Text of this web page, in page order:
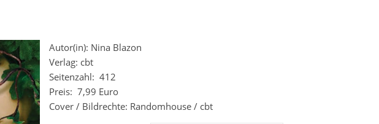
Autor(in): Nina Blazon
Verlag: cbt
Seitenzahl: 412
Preis: 7,99 Euro
Cover / Bildrechte: Randomhouse / cbt